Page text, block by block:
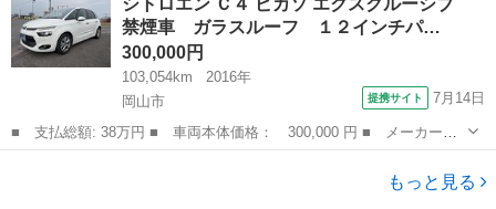
ンリミテッド ■ グレード名： サハラ 後期モデル・黒本革シー
ト・リクラ...
シトロエン Ｃ４ ピカソ エクスクルーシブ
禁煙車 ガラスルーフ １２インチパ…
300,000円
103,054km
2016年
岡山市
提携サイト 7月14日
■ 支払総額: 38万円 ■ 車両本体価格： 300,000 円 ■ メーカー
名： シトロエン ■ 車種名： Ｃ４ ピカソ ■ グレード名： エク
スクルーシブ 禁煙車 ガラスルーフ １２インチパノラミックスク
もっと見る